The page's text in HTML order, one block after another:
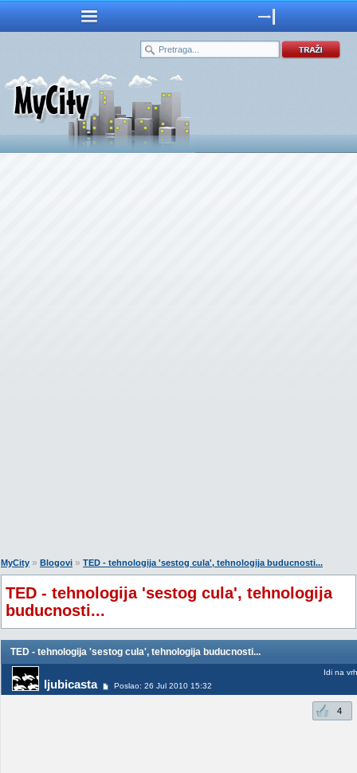
MyCity » Blogovi » TED - tehnologija 'sestog cula', tehnologija buducnosti...
TED - tehnologija 'sestog cula', tehnologija
buducnosti...
TED - tehnologija 'sestog cula', tehnologija buducnosti...
ljubicasta Poslao: 26 Jul 2010 15:32
Idi na vrh
4